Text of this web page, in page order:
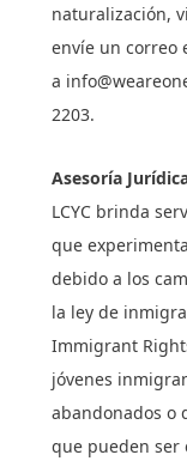
naturalización,
envíe un correo
a
2203.
Asesoría
LCYC brinda
que
debido a los
la ley de
Immigrant
jóvenes
abandonados o
que pueden ser